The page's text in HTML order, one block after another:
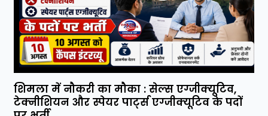
शिमला में नौकरी का मौका : सेल्स एग्जीक्यूटिव,
टेक्नीशियन और स्पेयर पार्ट्स एग्जीक्यूटिव के पदों